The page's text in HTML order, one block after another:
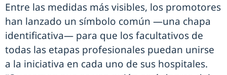
Entre las medidas más visibles, los promotores
han lanzado un símbolo común —una chapa
identificativa— para que los facultativos de
todas las etapas profesionales puedan unirse
a la iniciativa en cada uno de sus hospitales.